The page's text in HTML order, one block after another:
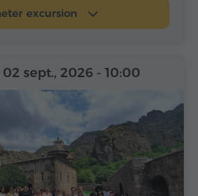
excursion
sept., 2026 - 10:00